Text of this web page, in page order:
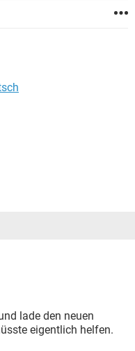
lade den neuen
eigentlich helfen.